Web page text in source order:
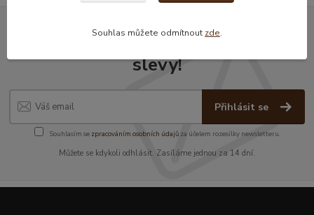
Nepropásněte novinky, akce a
slevy!
Přihlásit se
Souhlasím se zpracováním osobních údajůza účelem rozesílky newsletteru.
Můžete se kdykoli odhlásit. Zasíláme jednou za 14 dní.
Souhlas můžete odmítnout zde.